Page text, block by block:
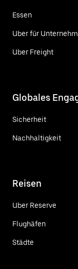
Essen
Uber für
Uber Freight
Globales
Sicherheit
Nachhaltigkeit
Reisen
Uber Reserve
Flughäfen
Städte